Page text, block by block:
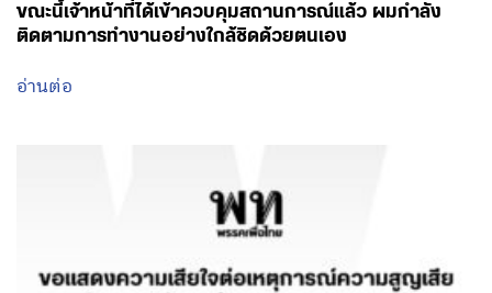
ขณะนี้เจ้าหน้าที่ได้เข้าควบคุมสถานการณ์แล้ว ผมกำลัง
ติดตามการทำงานอย่างใกล้ชิดด้วยตนเอง
อ่านต่อ